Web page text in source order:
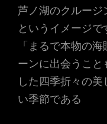
芦ノ湖のクルージ
というイメージ
「まるで本物の
ーンに出会うこ
した四季折々の
い季節である